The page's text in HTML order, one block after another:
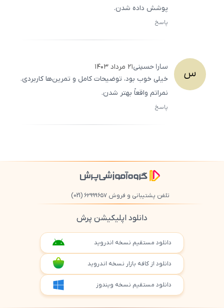
پوشش داده شدن.
پاسخ
س ساراحسینی۲۱ مرداد ۱۴۰۳
خیلی خوب بود، توضیحات کامل و تمرین‌ها کاربردی.
نمراتم واقعاً بهتر شدن.
پاسخ
تلفن پشتیبانی و فروش ۶۲۹۹۹۶۵۷ (021)
دانلود اپلیکیشن پرش
دانلود مستقیم نسخه اندروید
دانلود از کافه بازار نسخه اندروید
دانلود مستقیم نسخه ویندوز